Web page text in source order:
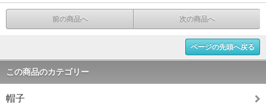
前の商品へ 次の商品へ
ページの先頭へ戻る
この商品のカテゴリー
帽子